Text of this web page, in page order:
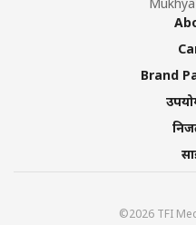
Brand
©2026 TFI